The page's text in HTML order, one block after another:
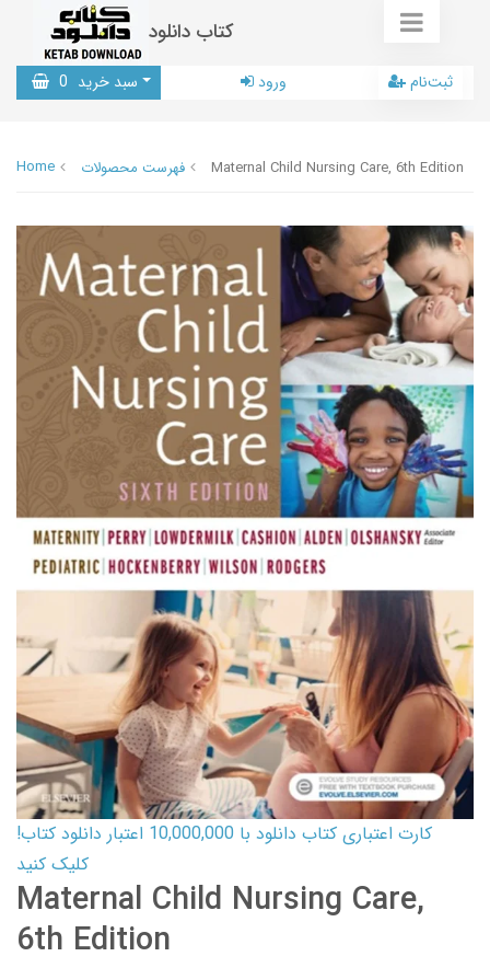
کتاب دانلود
سبد خرید 0 ورود ثبت‌نام
Home فهرست محصولات Maternal Child Nursing Care, 6th Edition
کارت اعتباری کتاب دانلود با 10,000,000 اعتبار دانلود کتاب!
کلیک کنید
Maternal Child Nursing Care,
6th Edition